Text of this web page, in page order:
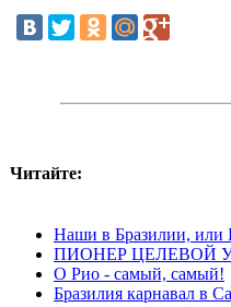
Читайте:
Наши в Бразилии, или
ПИОНЕР ЦЕЛЕВОЙ
О Рио - самый, самый!
Бразилия карнавал в